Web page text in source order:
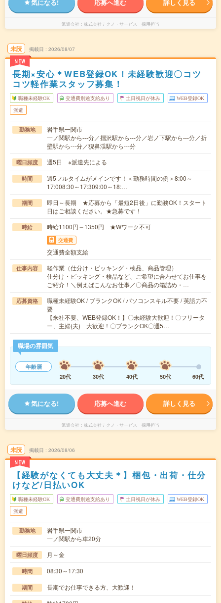
気になる! 応募へ進む 詳しく見る
派遣会社 株式会社テクノ・サービス 採用担当
未読
NEW
掲載日 2026/08/07
長期×安心＊WEB登録OK！未経験歓迎〇コツ
コツ軽作業スタッフ募集！
職種未経験OK 交通費別途支給あり 土日祝日が休み WEB登録OK
派遣
勤務地
岩手県一関市
一ノ関駅から---分／摺沢駅から---分／岩ノ下駅から---分／折
壁駅から---分／猊鼻渓駅から---分
曜日頻度 週5日 ※派遣先による
時間
週5フルタイムがメインです！＜勤務時間の例＞8:00～
17:008:30～17:309:00～18:…
期間
即日～長期 ★応募から「最短2日後」に勤務OK！スタート
日はご相談ください。★急募です！
時給 時給1100円～1350円 ★Wワーク不可
交通費
交通費全額支給
仕事内容
軽作業（仕分け・ピッキング・検品、商品管理）
仕分け・ピッキング・検品など、ご希望に合わせてお仕事を
ご紹介！＼例えばこんなお仕事／〇商品の箱詰め・…
応募資格
職種未経験OK / ブランクOK / パソコンスキル不要 / 英語力不
要
【来社不要、WEB登録OK！】〇未経験大歓迎！〇フリータ
ー、主婦(夫) 大歓迎！〇ブランクOK〇週5…
職場の雰囲気
年齢層
20代
30代 40代 50代 60代
気になる! 応募へ進む 詳しく見る
派遣会社 株式会社テクノ・サービス 採用担当
未読
NEW
掲載日 2026/08/06
【経験がなくても大丈夫＊】梱包・出荷・仕分
けなど/日払いOK
職種未経験OK 交通費別途支給あり 土日祝日が休み WEB登録OK
派遣
勤務地
岩手県一関市
一ノ関駅から車20分
曜日頻度 月～金
時間 08:30～17:30
期間 長期でお仕事できる方、大歓迎！